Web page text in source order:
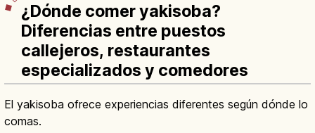
¿Dónde comer yakisoba?
Diferencias entre puestos
callejeros, restaurantes
especializados y comedores
El yakisoba ofrece experiencias diferentes según dónde lo
comas.